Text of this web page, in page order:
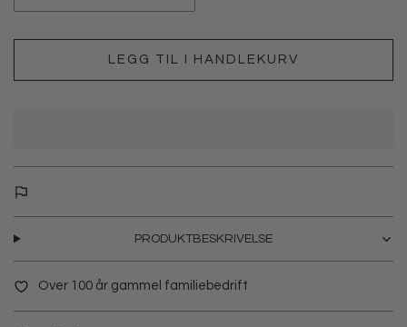
LEGG TIL I HANDLEKURV
PRODUKTBESKRIVELSE
Over 100 år gammel familiebedrift